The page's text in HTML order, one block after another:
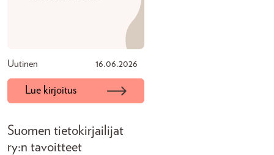
Uutinen 16.06.2026
Lue kirjoitus
Suomen tietokirjailijat
ry:n tavoitteet